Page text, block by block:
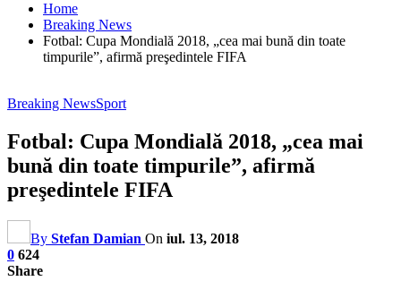
Home
Breaking News
Fotbal: Cupa Mondială 2018, „cea mai bună din toate
timpurile”, afirmă preşedintele FIFA
Breaking NewsSport
Fotbal: Cupa Mondială 2018, „cea mai
bună din toate timpurile”, afirmă
preşedintele FIFA
By Stefan Damian On iul. 13, 2018
0 624
Share